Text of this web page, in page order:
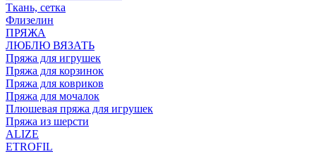
Ткань, сетка
Флизелин
ПРЯЖА
ЛЮБЛЮ ВЯЗАТЬ
Пряжа для игрушек
Пряжа для корзинок
Пряжа для ковриков
Пряжа для мочалок
Плюшевая пряжа для игрушек
Пряжа из шерсти
ALIZE
ETROFIL